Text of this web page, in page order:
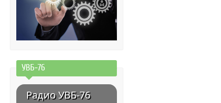
УВБ-76
Радио УВБ-76